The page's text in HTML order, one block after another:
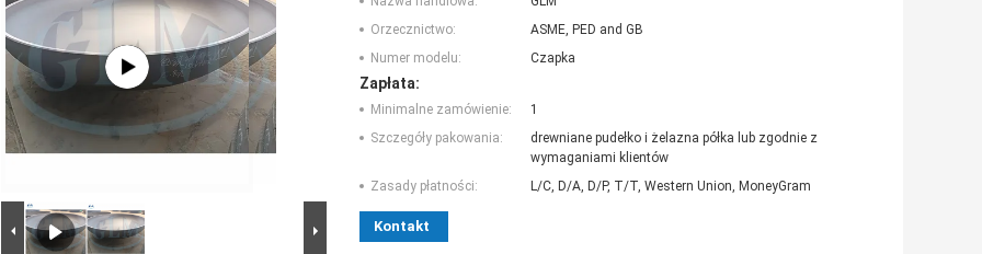
Orzecznictwo:
ASME, PED and GB
Numer modelu:
Czapka
Zapłata:
Minimalne zamówienie:
1
Szczegóły pakowania:
drewniane pudełko i żelazna półka lub zgodnie z
wymaganiami klientów
Zasady płatności:
L/C, D/A, D/P, T/T, Western Union, MoneyGram
Kontakt